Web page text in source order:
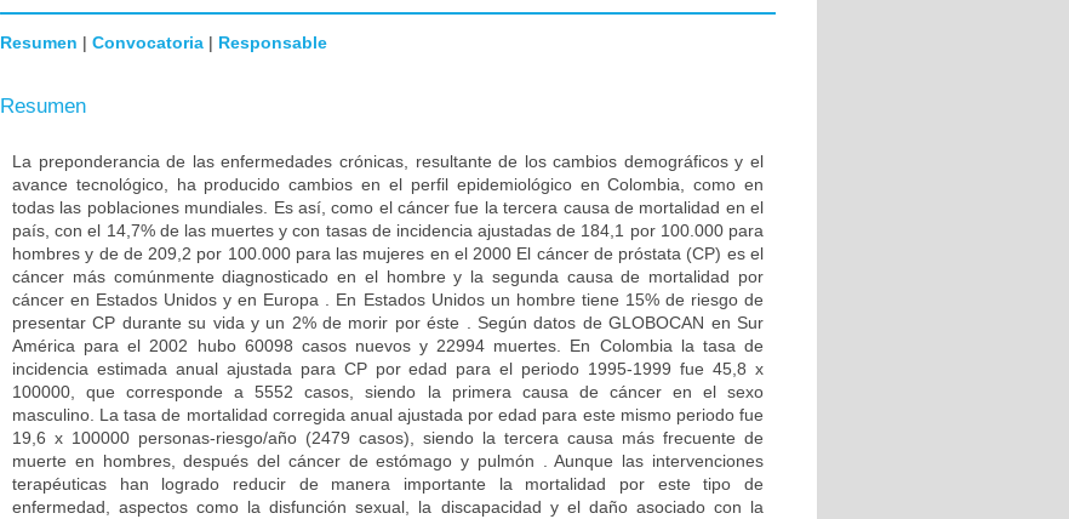
Resumen | Convocatoria | Responsable
Resumen
La preponderancia de las enfermedades crónicas, resultante de los cambios demográficos y el
avance tecnológico, ha producido cambios en el perfil epidemiológico en Colombia, como en
todas las poblaciones mundiales. Es así, como el cáncer fue la tercera causa de mortalidad en el
país, con el 14,7% de las muertes y con tasas de incidencia ajustadas de 184,1 por 100.000 para
hombres y de de 209,2 por 100.000 para las mujeres en el 2000 El cáncer de próstata (CP) es el
cáncer más comúnmente diagnosticado en el hombre y la segunda causa de mortalidad por
cáncer en Estados Unidos y en Europa . En Estados Unidos un hombre tiene 15% de riesgo de
presentar CP durante su vida y un 2% de morir por éste . Según datos de GLOBOCAN en Sur
América para el 2002 hubo 60098 casos nuevos y 22994 muertes. En Colombia la tasa de
incidencia estimada anual ajustada para CP por edad para el periodo 1995-1999 fue 45,8 x
100000, que corresponde a 5552 casos, siendo la primera causa de cáncer en el sexo
masculino. La tasa de mortalidad corregida anual ajustada por edad para este mismo periodo fue
19,6 x 100000 personas-riesgo/año (2479 casos), siendo la tercera causa más frecuente de
muerte en hombres, después del cáncer de estómago y pulmón . Aunque las intervenciones
terapéuticas han logrado reducir de manera importante la mortalidad por este tipo de
enfermedad, aspectos como la disfunción sexual, la discapacidad y el daño asociado con la